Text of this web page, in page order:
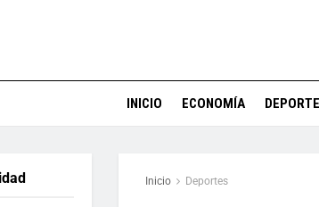
INICIO ECONOMÍA
Inicio Deportes